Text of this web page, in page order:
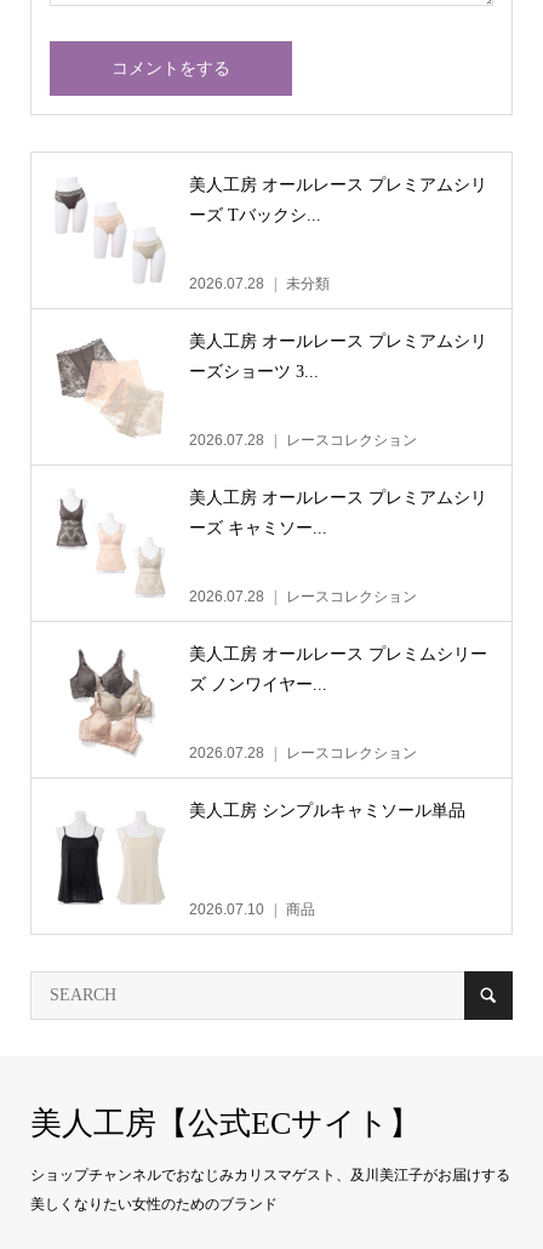
美人工房 オールレース プレミアムシリ
ーズ Tバックシ...
2026.07.28 未分類
美人工房 オールレース プレミアムシリ
ーズショーツ 3...
2026.07.28 レースコレクション
美人工房 オールレース プレミアムシリ
ーズ キャミソー...
2026.07.28 レースコレクション
美人工房 オールレース プレミムシリー
ズ ノンワイヤー...
2026.07.28 レースコレクション
美人工房 シンプルキャミソール単品
2026.07.10 商品
美人工房【公式ECサイト】
ショップチャンネルでおなじみカリスマゲスト、及川美江子がお届けする
美しくなりたい女性のためのブランド